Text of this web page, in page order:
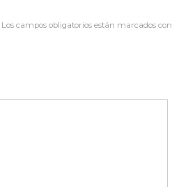
Los campos obligatorios están marcados con